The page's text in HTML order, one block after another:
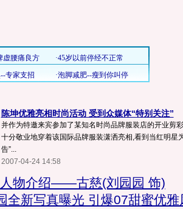
陈坤优雅亮相时尚活动 受到众媒体“特别关注”
并作为特邀来宾参加了某知名时尚品牌服装店的开业剪
十分敬业地穿着该国际品牌服装潇洒亮相,看到当红明星
告”...
2007-04-24 14:58
人物介绍——古慈(刘园园 饰)
全新写真曝光 引爆07甜蜜优雅